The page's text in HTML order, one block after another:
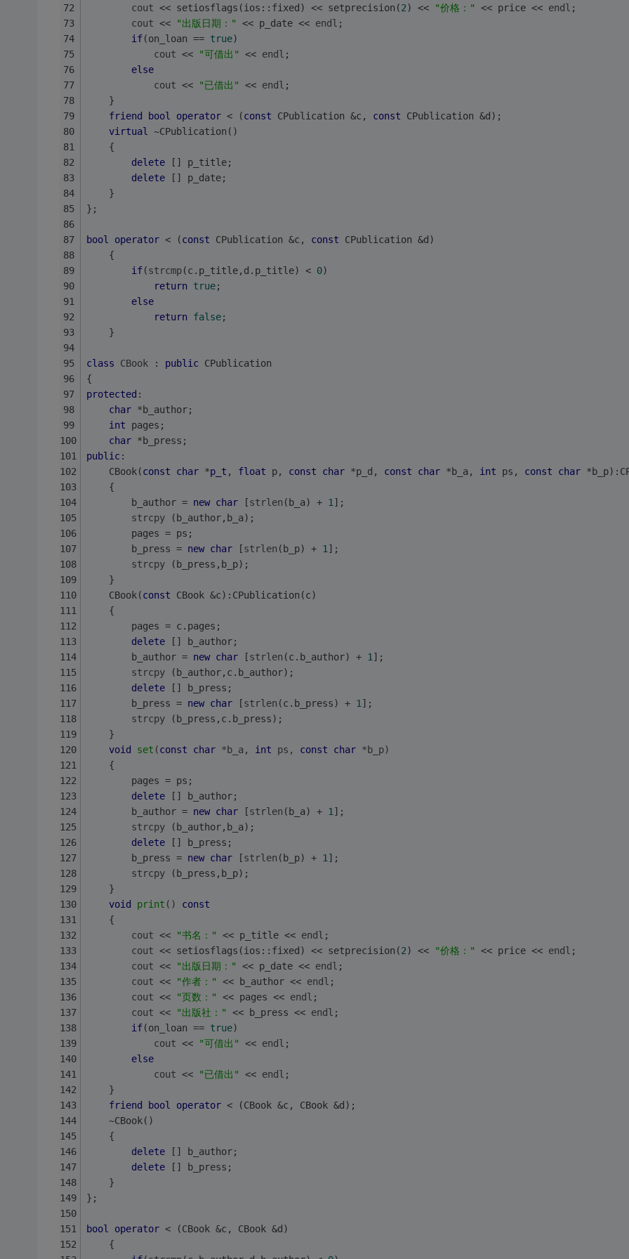
cout << setiosflags(ios::fixed) << setprecision(2) << "价格：" << price << endl ;
cout << "出版日期：" << p_date << endl ;
if(on_loan == true)
cout << "可借出" << endl ;
else
cout << "已借出" << endl ;
    }
friend
bool operator < (const CPublication &c, const CPublication &d);
virtual
~CPublication()
    {
delete [] p_title;
delete [] p_date;
    }
};
bool operator < (const CPublication &c, const CPublication &d)
    {
if(strcmp(c.p_title,d.p_title) < 0)
return true;
else
return false;
    }
class CBook : public CPublication
{
protected :
char *b_author;
int pages;
char *b_press;
public:
    CBook(
const char *p_t , float p, const char *p_d, const char *b_a, int ps, const char
    {
        b_author =
new char [strlen (b_a) + 1 ];
strcpy (b_author,b_a);
        pages = ps;
        b_press =
new char [strlen (b_p) + 1 ];
strcpy (b_press,b_p);
    }
    CBook(
const CBook &c):CPublication(c)
    {
        pages = c.pages;
delete [] b_author;
        b_author =
new char [strlen (c.b_author) + 1 ];
strcpy (b_author,c.b_author);
delete [] b_press;
        b_press =
new char [strlen (c.b_press) + 1 ];
strcpy (b_press,c.b_press);
    }
void
set (const char *b_a, int ps, const char *b_p)
    {
        pages = ps;
delete [] b_author;
        b_author =
new char [strlen (b_a) + 1 ];
strcpy (b_author,b_a);
delete [] b_press;
        b_press =
new char [strlen (b_p) + 1 ];
strcpy (b_press,b_p);
    }
void
print ()
const
    {
cout << "书名：" << p_title << endl ;
cout << setiosflags(ios::fixed) << setprecision(2) << "价格：" << price << endl ;
cout << "出版日期：" << p_date << endl ;
cout << "作者：" << b_author << endl ;
cout << "页数：" << pages << endl ;
cout << "出版社：" << b_press << endl ;
if(on_loan == true)
cout << "可借出" << endl ;
else
cout << "已借出" << endl ;
    }
friend
bool operator < (CBook &c, CBook &d);
    ~CBook()
    {
delete [] b_author;
delete [] b_press;
    }
};
bool operator < (CBook &c, CBook &d)
    {